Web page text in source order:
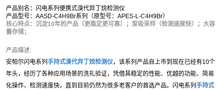
产品别名：闪电系列便携式溴代异丁烷检测仪
产品型号：AASD-C4H9Br系列（原型号：APES-L-C4H9Br）
核心特点：沉淀10年的产品（更稳定更可靠）；泵吸采样（检测速度快）；大容
量存储；
产品描述:
安帕尔闪电系列 手持式溴代异丁烷检测仪，该系列产品自上市到现在已经有10个
年头，经历了各种应用场景的洗礼验证，凭借其稳定的性能、优越的功能、简易
化操作、检测速度快，直到目前仍然为很多老客户的首选产品。闪电系列 手持式